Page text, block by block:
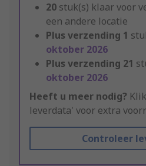
20 stuk(s) klaar voor
een andere locatie
Plus verzending 1
oktober 2026
Plus verzending 21
oktober 2026
Heeft u meer nodig?
leverdata' voor extra
Controleer